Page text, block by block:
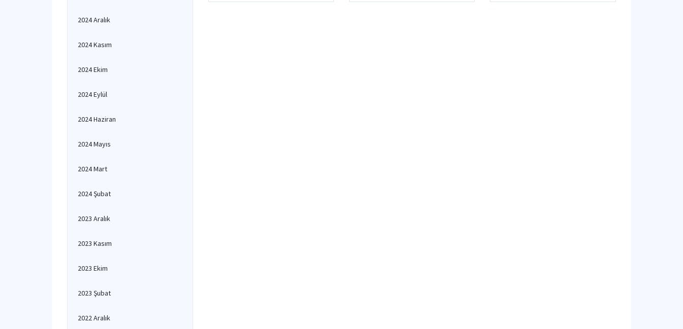
2024 Aralık
2024 Kasım
2024 Ekim
2024 Eylül
2024 Haziran
2024 Mayıs
2024 Mart
2024 Şubat
2023 Aralık
2023 Kasım
2023 Ekim
2023 Şubat
2022 Aralık